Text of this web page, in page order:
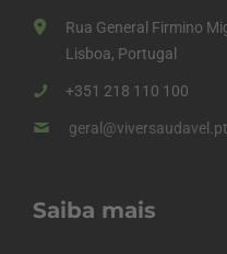
Rua General Firmino
Lisboa, Portugal
+351 218 110 100
geral@viversaudavel.pt
Saiba mais